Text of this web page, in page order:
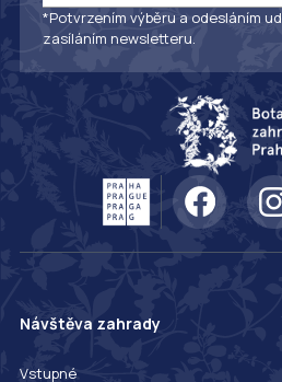
*Potvrzením výběru a odesláním
zasíláním newsletteru.
Návštěva zahrady
Vstupné